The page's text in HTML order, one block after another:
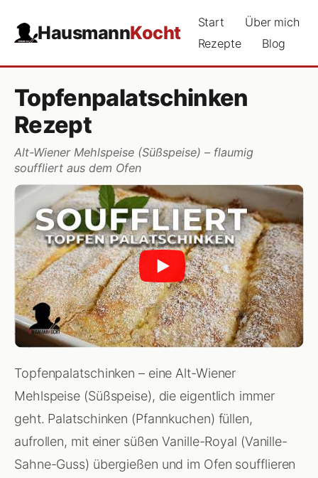
HausmannKocht Start
Über mich
Rezepte
Blog
Topfenpalatschinken
Rezept
Alt-Wiener Mehlspeise (Süßspeise) – flaumig
souffliert aus dem Ofen
Topfenpalatschinken – eine Alt-Wiener
Mehlspeise (Süßspeise), die eigentlich immer
geht. Palatschinken (Pfannkuchen) füllen,
aufrollen, mit einer süßen Vanille-Royal (Vanille-
Sahne-Guss) übergießen und im Ofen soufflieren